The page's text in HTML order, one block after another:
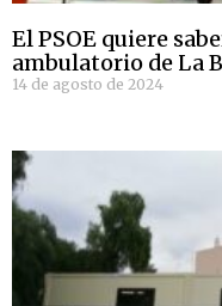
El PSOE quiere
ambulatorio de La
14 de agosto de 2024